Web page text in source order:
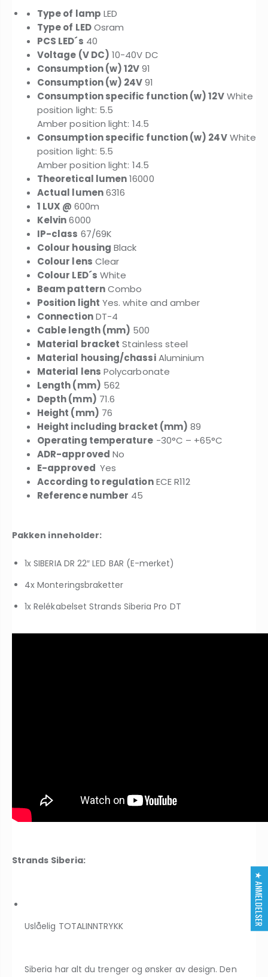
Type of lamp LED
Type of LEDOsram
PCS LED´s 40
Voltage (V DC) 10-40V DC
Consumption (w) 12V91
Consumption (w) 24V91
Consumption specific function (w) 12VWhite
position light: 5.5
Amber position light: 14.5
Consumption specific function (w) 24VWhite
position light: 5.5
Amber position light: 14.5
Theoretical lumen16000
Actual lumen6316
1 LUX @ 600m
Kelvin6000
IP-class 67/69K
Colour housing Black
Colour lens Clear
Colour LED´s White
Beam patternCombo
Position light Yes. white and amber
ConnectionDT-4
Cable length (mm) 500
Material bracket Stainless steel
Material housing/chassiAluminium
Material lens Polycarbonate
Length (mm) 562
Depth (mm) 71.6
Height (mm) 76
Height including bracket (mm) 89
Operating temperature -30°C – +65°C
ADR-approved No
E-approved Yes
According to regulationECE R112
Reference number 45
Pakken inneholder:
1x SIBERIA DR 22″ LED BAR (E-merket)
4x Monteringsbraketter
1x Relékabelset Strands Siberia Pro DT
Strands Siberia:
Uslåelig TOTALINNTRYKK
Siberia har alt du trenger og ønsker av design. Den
★ ANMELDELSER